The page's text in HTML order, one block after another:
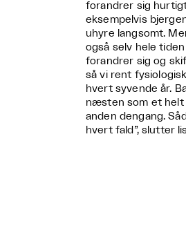
forandrer sig
eksempelvis
uhyre langsomt.
også selv hele
forandrer sig og
så vi rent
hvert syvende år.
næsten som et helt
anden dengang.
hvert fald”, slutter